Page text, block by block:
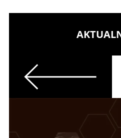
Previous